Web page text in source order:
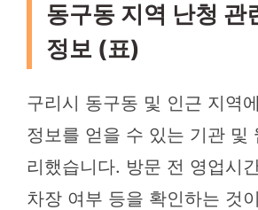
동구동 지역 난청 관
정보 (표)
구리시 동구동 및 인근 지역
정보를 얻을 수 있는 기관 및
리했습니다. 방문 전 영업시
차장 여부 등을 확인하는 것